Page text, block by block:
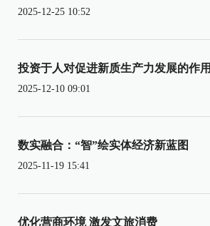
2025-12-25 10:52
投资于人对促进新质生产力发展的作用
2025-12-10 09:01
数实融合：“智”绘实体经济新蓝图
2025-11-19 15:41
优化营商环境 激发文旅消费